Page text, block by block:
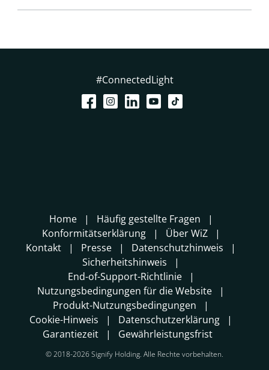
#ConnectedLight
Home
Häufig gestellte Fragen
Konformitätserklärung
Über WiZ
Kontakt
Presse
Datenschutzhinweis
Sicherheitshinweis
End-of-Support-Richtlinie
Nutzungsbedingungen für die Website
Produkt-Nutzungsbedingungen
Cookie-Hinweis
Datenschutzerklärung
Garantiezeit
Gewährleistungsfrist
© 2018-2026 Signify Holding. Alle Rechte vorbehalten.